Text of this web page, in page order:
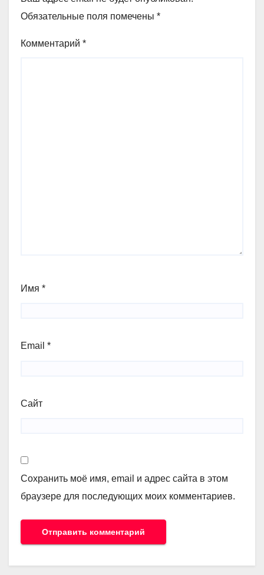
Обязательные поля помечены *
Комментарий *
Имя *
Email *
Сайт
Сохранить моё имя, email и адрес сайта в этом
браузере для последующих моих комментариев.